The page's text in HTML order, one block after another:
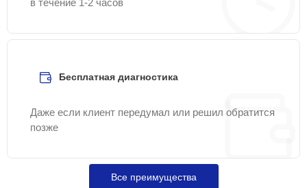
в течение 1-2 часов
Бесплатная диагностика
Даже если клиент передумал или решил обратится
позже
Все преимущества